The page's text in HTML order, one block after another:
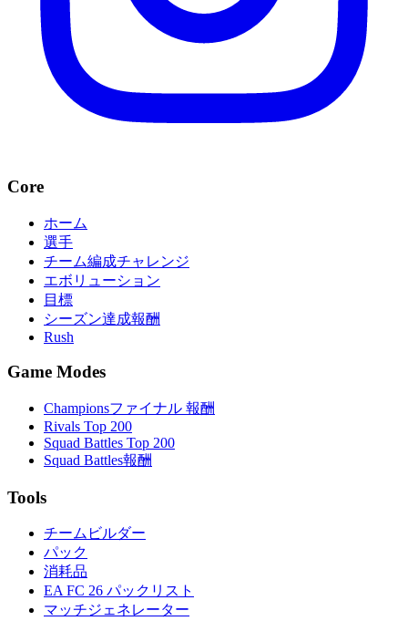
Core
ホーム
選手
チーム編成チャレンジ
エボリューション
目標
シーズン達成報酬
Rush
Game Modes
Championsファイナル 報酬
Rivals Top 200
Squad Battles Top 200
Squad Battles報酬
Tools
チームビルダー
パック
消耗品
EA FC 26 パックリスト
マッチジェネレーター